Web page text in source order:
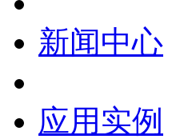
新闻中心
应用实例